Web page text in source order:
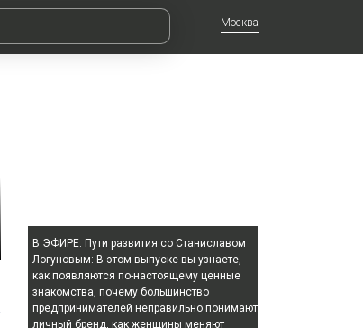
Москва
В ЭФИРЕ: Пути развития со Станиславом
Логуновым: В этом выпуске вы узнаете,
как появляются по-настоящему ценные
знакомства, почему большинство
предпринимателей неправильно понимают
личный бренд, как женщины меняют